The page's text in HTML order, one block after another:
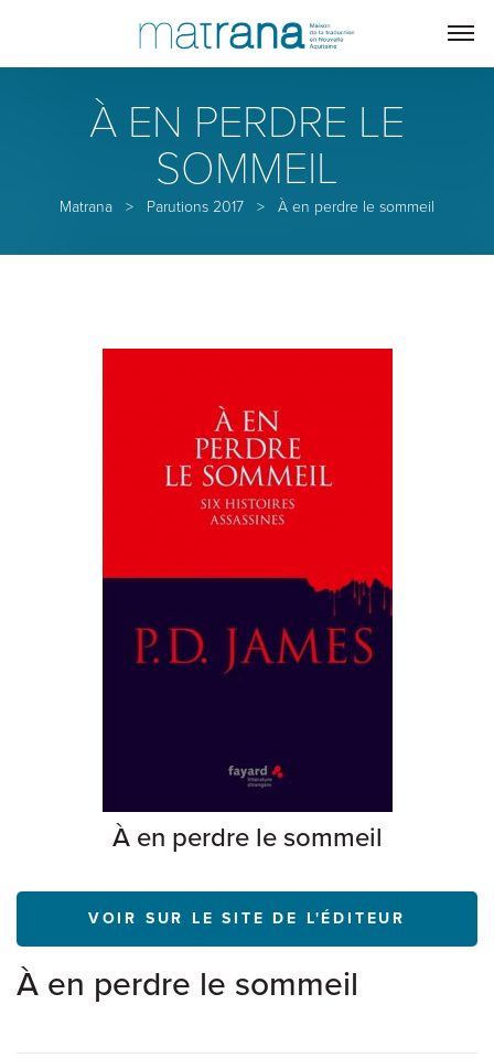
À EN PERDRE LE
SOMMEIL
Matrana > Parutions 2017 > À en perdre le sommeil
À en perdre le sommeil
VOIR SUR LE SITE DE L'ÉDITEUR
À en perdre le sommeil